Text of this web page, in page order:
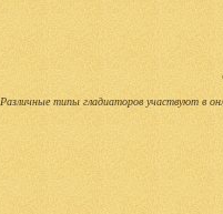
Различные типы гладиаторов участвуют в